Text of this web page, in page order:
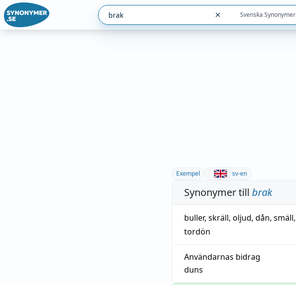
Svenska Synonymer
Exempel sv-en
Synonymer till brak
buller, skräll, oljud, dån, smäll,
tordön
Användarnas bidrag
duns